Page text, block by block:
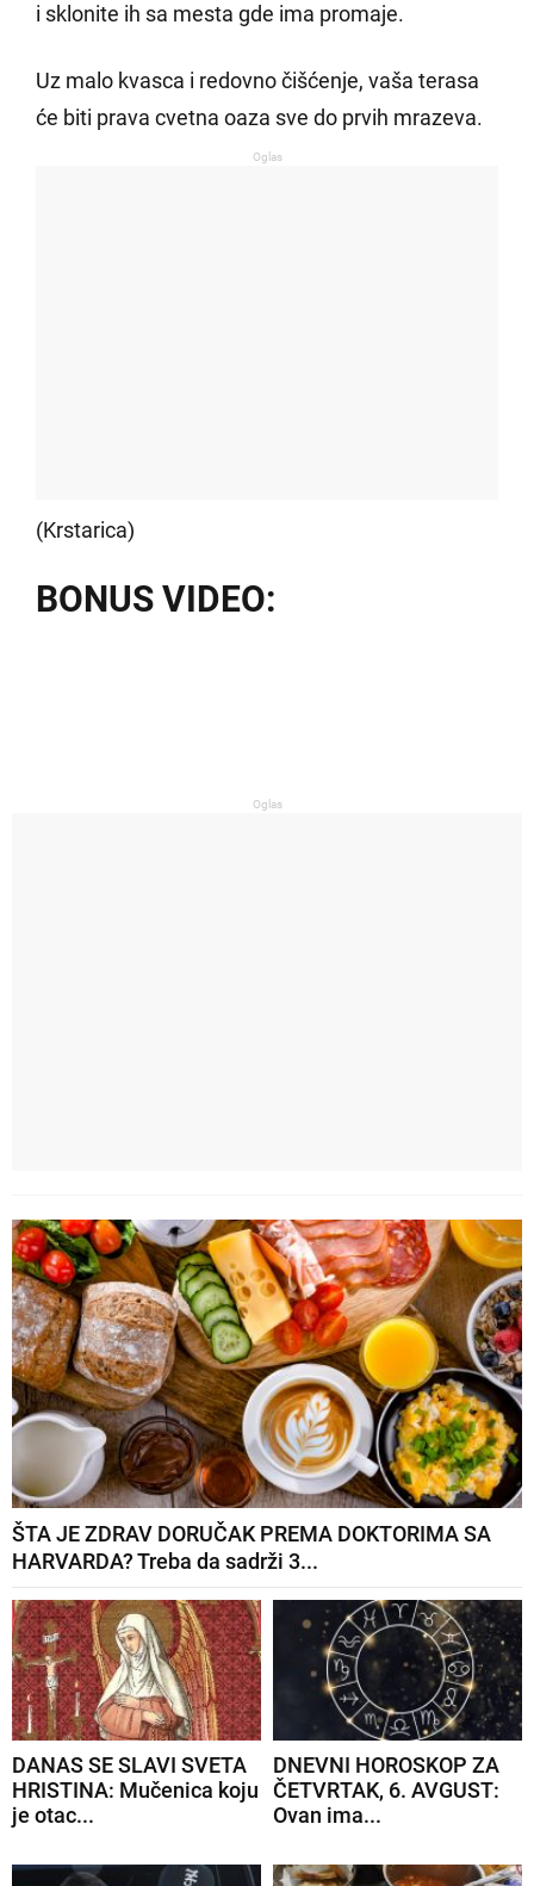
i sklonite ih sa mesta gde ima promaje.
Uz malo kvasca i redovno čišćenje, vaša terasa
će biti prava cvetna oaza sve do prvih mrazeva.
Oglas
(Krstarica)
BONUS VIDEO:
Oglas
ŠTA JE ZDRAV DORUČAK PREMA DOKTORIMA SA
HARVARDA? Treba da sadrži 3...
DANAS SE SLAVI SVETA
HRISTINA: Mučenica koju
je otac...
DNEVNI HOROSKOP ZA
ČETVRTAK, 6. AVGUST:
Ovan ima...